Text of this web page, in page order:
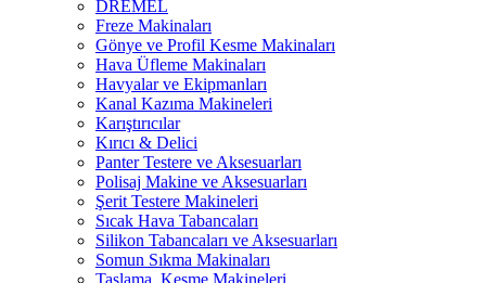
DREMEL
Freze Makinaları
Gönye ve Profil Kesme Makinaları
Hava Üfleme Makinaları
Havyalar ve Ekipmanları
Kanal Kazıma Makineleri
Karıştırıcılar
Kırıcı & Delici
Panter Testere ve Aksesuarları
Polisaj Makine ve Aksesuarları
Şerit Testere Makineleri
Sıcak Hava Tabancaları
Silikon Tabancaları ve Aksesuarları
Somun Sıkma Makinaları
Taşlama, Kesme Makineleri